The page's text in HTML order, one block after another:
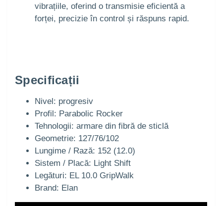
vibrațiile, oferind o transmisie eficientă a
forței, precizie în control și răspuns rapid.
Specificații
Nivel: progresiv
Profil: Parabolic Rocker
Tehnologii: armare din fibră de sticlă
Geometrie: 127/76/102
Lungime / Rază: 152 (12.0)
Sistem / Placă: Light Shift
Legături: EL 10.0 GripWalk
Brand: Elan